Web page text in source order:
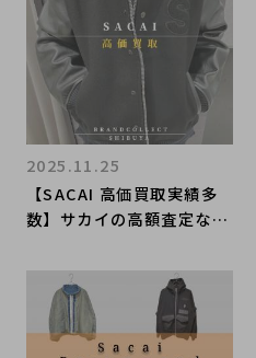
【SACAI 高価買取実績多
数】サカイの高額査定なら
へ 新宿/目黒/代々木/恵
比寿/代官山などでご売却
を検討中の方にお勧めで
す！
2025.11.25